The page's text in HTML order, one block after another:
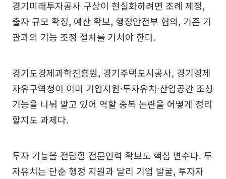
경기미래투자공사 구상이 현실화하려면 조례 제정,
출자 규모 확정, 예산 확보, 행정안전부 협의, 기존 기
관과의 기능 조정 절차를 거쳐야 한다.
경기도경제과학진흥원, 경기주택도시공사, 경기경제
자유구역청이 이미 기업지원·투자유치·산업공간 조성
기능을 나눠 맡고 있어 역할 중복 논란을 어떻게 정리
할지도 과제다.
투자 기능을 전담할 전문인력 확보도 핵심 변수다. 투
자유치는 단순 행정 지원과 달리 기업 발굴, 투자자